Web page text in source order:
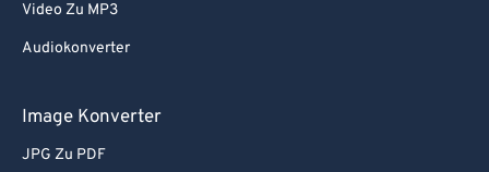
Video Zu MP3
Audiokonverter
Image Konverter
JPG Zu PDF